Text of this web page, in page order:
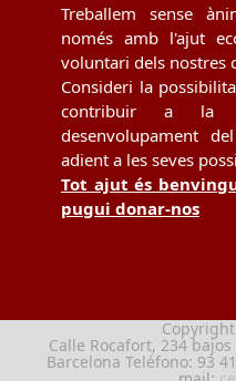
Treballem sense
només amb l'ajut
voluntari dels nostres
Consideri la
contribuir a la
desenvolupament
adient a les seves
Tot ajut és
pugui donar-nos
Calle Rocafort, 234
Barcelona Teléfono: 93